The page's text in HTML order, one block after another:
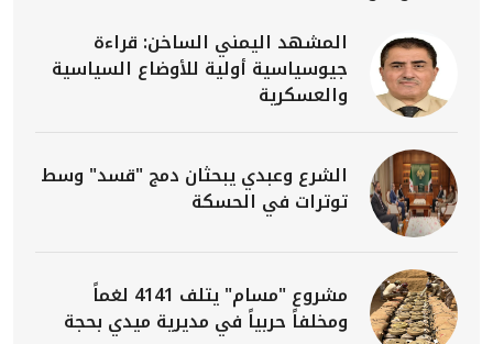
المشهد اليمني الساخن: قراءة
جيوسياسية أولية للأوضاع السياسية
والعسكرية
الشرع وعبدي يبحثان دمج "قسد" وسط
توترات في الحسكة
مشروع "مسام" يتلف 4141 لغماً
ومخلفاً حربياً في مديرية ميدي بحجة